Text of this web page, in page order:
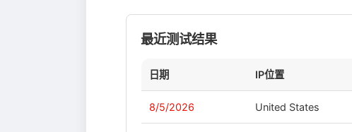
最近测试结果
日期 IP位置
8/5/2026 United States